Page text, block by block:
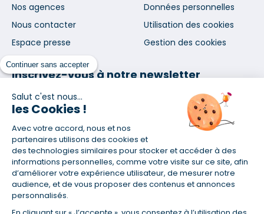
Continuer sans accepter
Salut c'est nous...
les Cookies !
Avec votre accord, nous et nos
partenaires utilisons des cookies et
des technologies similaires pour stocker et accéder à des
informations personnelles, comme votre visite sur ce site, afin
d’améliorer votre expérience utilisateur, de mesurer notre
audience, et de vous proposer des contenus et annonces
personnalisés.
Nos agences
Nous contacter
Espace presse
Données personnelles
Utilisation des cookies
Gestion des cookies
Inscrivez-vous à notre newsletter
et nos communications
En vous abonnant, vous acceptez nos conditions d'utilisation
et notre politique de données personnelles. Vous pourrez
vous désabonner à tout moment depuis le lien présent dans